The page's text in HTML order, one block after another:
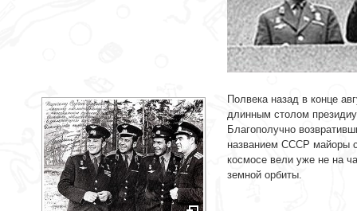
Полвека назад в конце
длинным столом
Благополучно
названием СССР майоры
космосе вели уже не на
земной орбиты.